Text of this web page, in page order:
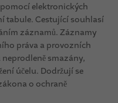
elektronických
tabule. Cestující souhlasí
záznamů. Záznamy
práva a provozních
smazány,
účelu. Dodržují se
o ochraně